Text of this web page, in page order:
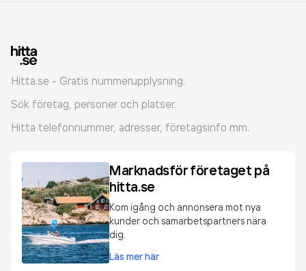
Hitta.se - Gratis nummerupplysning.
Sök företag, personer och platser.
Hitta telefonnummer, adresser, företagsinfo mm.
Marknadsför företaget på
hitta.se
Kom igång och annonsera mot nya
kunder och samarbetspartners nära
dig.
Läs mer här